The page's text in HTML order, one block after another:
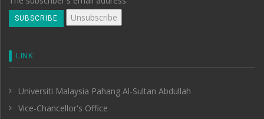
LINK
Universiti Malaysia Pahang Al-Sultan Abdullah
Vice-Chancellor's Office